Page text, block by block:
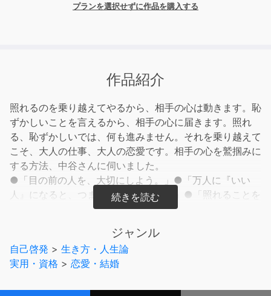
プランを選択せずに作品を購入する
作品紹介
照れるのを乗り越えてやるから、相手の心は動きます。恥
ずかしいことを言えるから、相手の心に届きます。照れ
る、恥ずかしいでは、何も進みません。それを乗り越えて
こそ、大人の仕事、大人の恋愛です。相手の心を鷲掴みに
する方法、中谷さんに伺いました。
●「目の前の人を、大切にしよう。」●「万人に『いい
人』になると、つまらない人になる。」●「照れることを
やるから、相手の心が動く。」●「ダイレクトに伝えるの
い。」●「好奇心とリアクションのある人は、モテる。」
●「振り回されるのが、恋愛の快感。」他
ジャンル
自己啓発 > 生き方・人生論
実用・資格 > 恋愛・結婚